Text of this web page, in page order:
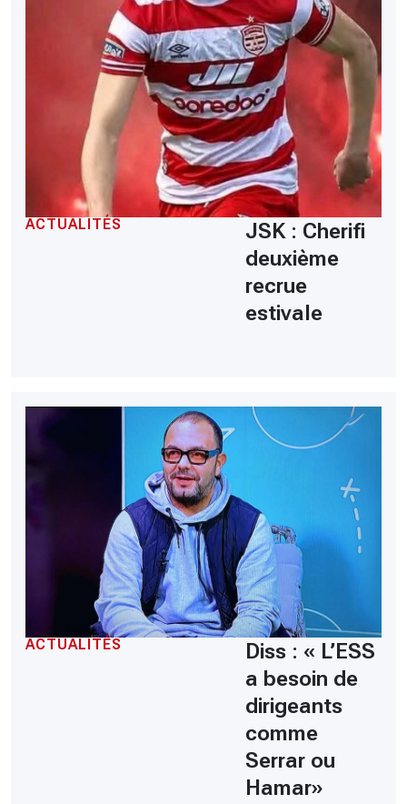
ACTUALITÉS
JSK : Cherifi
deuxième
recrue
estivale
ACTUALITÉS
Diss : « L’ESS
a besoin de
dirigeants
comme
Serrar ou
Hamar»